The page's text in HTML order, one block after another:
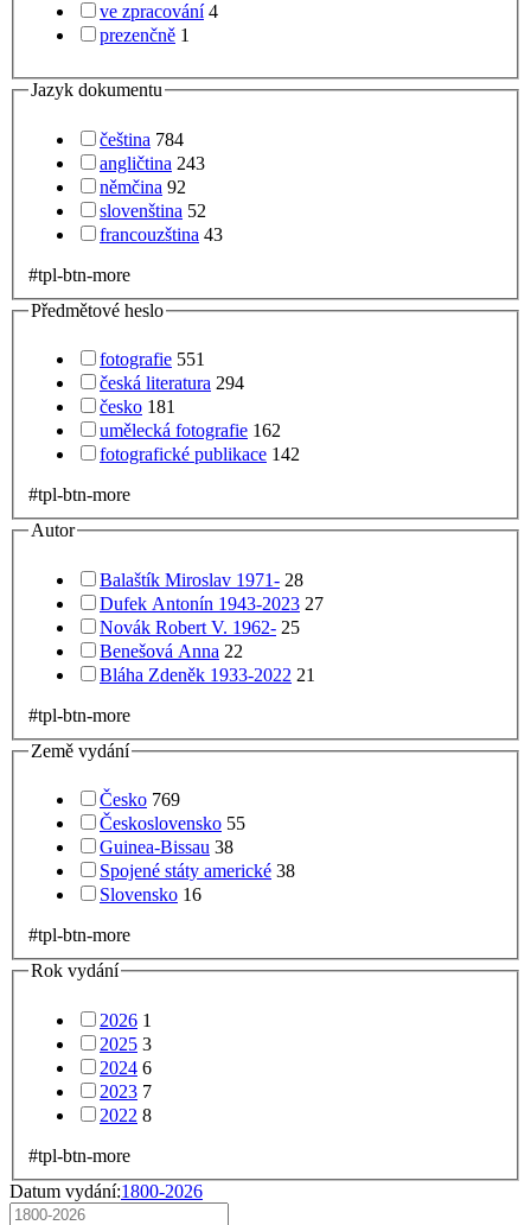
ve zpracování 4
prezenčně 1
Jazyk dokumentu
čeština 784
angličtina 243
němčina 92
slovenština 52
francouzština 43
#tpl-btn-more
Předmětové heslo
fotografie 551
česká literatura 294
česko 181
umělecká fotografie 162
fotografické publikace 142
#tpl-btn-more
Autor
Balaštík Miroslav 1971- 28
Dufek Antonín 1943-2023 27
Novák Robert V. 1962- 25
Benešová Anna 22
Bláha Zdeněk 1933-2022 21
#tpl-btn-more
Země vydání
Česko 769
Československo 55
Guinea-Bissau 38
Spojené státy americké 38
Slovensko 16
#tpl-btn-more
Rok vydání
2026 1
2025 3
2024 6
2023 7
2022 8
#tpl-btn-more
Datum vydání:1800-2026